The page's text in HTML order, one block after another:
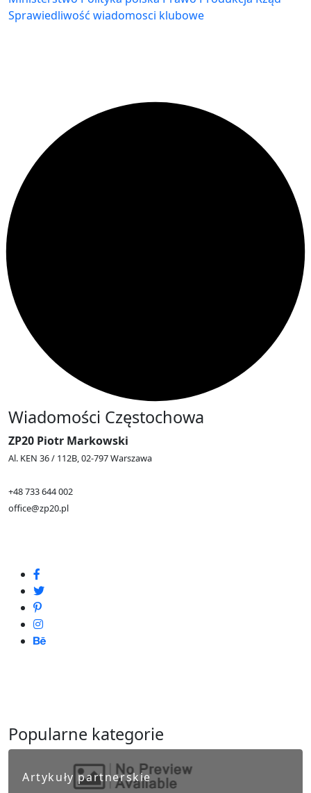
Sprawiedliwość wiadomosci klubowe
Wiadomości Częstochowa
ZP20 Piotr Markowski
Al. KEN 36 / 112B, 02-797 Warszawa
+48 733 644 002
office@zp20.pl
Popularne kategorie
Artykuły partnerskie